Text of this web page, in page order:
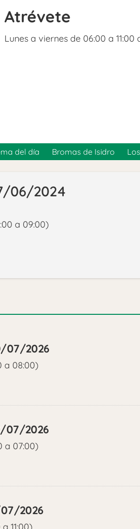
Atrévete
Lunes a viernes de 06:00 a 11:00
del día Bromas de Isidro
06/2024
a 09:00)
07/2026
a 08:00)
07/2026
a 07:00)
2026